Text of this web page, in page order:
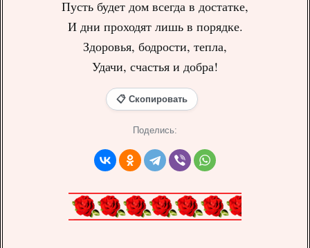
Пусть будет дом всегда в достатке,
И дни проходят лишь в порядке.
Здоровья, бодрости, тепла,
Удачи, счастья и добра!
📋 Скопировать
Поделись: